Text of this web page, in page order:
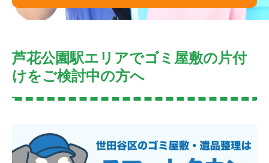
芦花公園駅エリアでゴミ屋敷の片付
けをご検討中の方へ